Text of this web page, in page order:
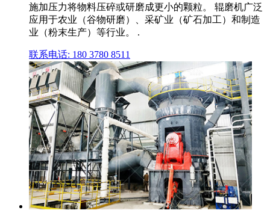
施加压力将物料压碎或研磨成更小的颗粒。 辊磨机广泛
应用于农业（谷物研磨）、采矿业（矿石加工）和制造
业（粉末生产）等行业。 .
联系电话: 180 3780 8511